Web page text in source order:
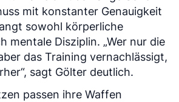
mit konstanter Genauigkeit
sowohl körperliche
mentale Disziplin. „Wer nur die
das Training vernachlässigt,
sagt Gölter deutlich.
passen ihre Waffen